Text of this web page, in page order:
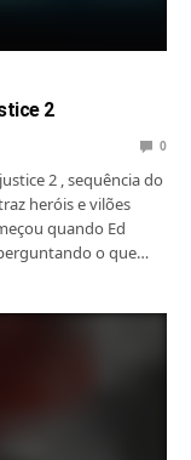
2
0
2 , sequência do
heróis e vilões
quando Ed
o que…